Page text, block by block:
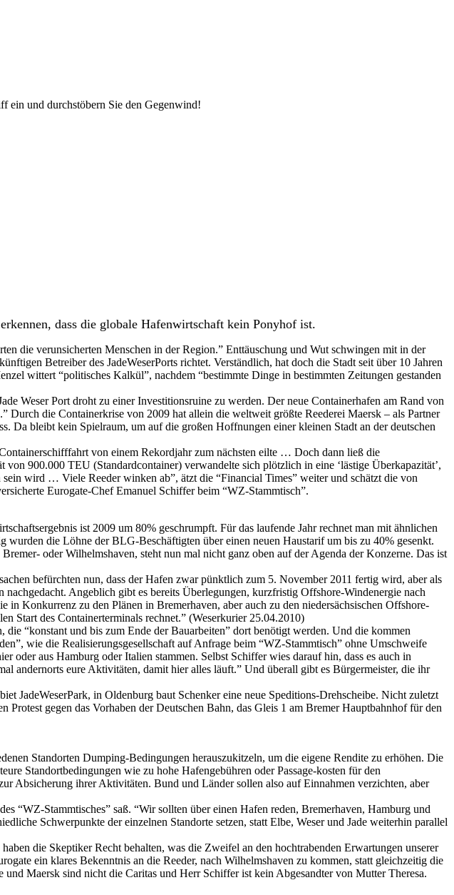
ein und durchstöbern Sie den Gegenwind!
dass die globale Hafenwirtschaft kein Ponyhof ist.
die verunsicherten Menschen in der Region.” Enttäuschung und Wut schwingen mit in der
Betreiber des JadeWeserPorts richtet. Verständlich, hat doch die Stadt seit über 10 Jahren
wittert “politisches Kalkül”, nachdem “bestimmte Dinge in bestimmten Zeitungen gestanden
Weser Port droht zu einer Investitionsruine zu werden. Der neue Containerhafen am Rand von
Durch die Containerkrise von 2009 hat allein die weltweit größte Reederei Maersk – als Partner
Da bleibt kein Spielraum, um auf die großen Hoffnungen einer kleinen Stadt an der deutschen
von einem Rekordjahr zum nächsten eilte … Doch dann ließ die
900.000 TEU (Standardcontainer) verwandelte sich plötzlich in eine ‘lästige Überkapazität’,
wird … Viele Reeder winken ab”, ätzt die “Financial Times” weiter und schätzt die von
Eurogate-Chef Emanuel Schiffer beim “WZ-Stammtisch”.
ist 2009 um 80% geschrumpft. Für das laufende Jahr rechnet man mit ähnlichen
die Löhne der BLG-Beschäftigten über einen neuen Haustarif um bis zu 40% gesenkt.
oder Wilhelmshaven, steht nun mal nicht ganz oben auf der Agenda der Konzerne. Das ist
befürchten nun, dass der Hafen zwar pünktlich zum 5. November 2011 fertig wird, aber als
Angeblich gibt es bereits Überlegungen, kurzfristig Offshore-Windenergie nach
Konkurrenz zu den Plänen in Bremerhaven, aber auch zu den niedersächsischen Offshore-
Start des Containerterminals rechnet.” (Weserkurier 25.04.2010)
“konstant und bis zum Ende der Bauarbeiten” dort benötigt werden. Und die kommen
wie die Realisierungsgesellschaft auf Anfrage beim “WZ-Stammtisch” ohne Umschweife
oder aus Hamburg oder Italien stammen. Selbst Schiffer wies darauf hin, dass es auch in
andernorts eure Aktivitäten, damit hier alles läuft.” Und überall gibt es Bürgermeister, die ihr
JadeWeserPark, in Oldenburg baut Schenker eine neue Speditions-Drehscheibe. Nicht zuletzt
gegen das Vorhaben der Deutschen Bahn, das Gleis 1 am Bremer Hauptbahnhof für den
Standorten Dumping-Bedingungen herauszukitzeln, um die eigene Rendite zu erhöhen. Die
Standortbedingungen wie zu hohe Hafengebühren oder Passage-kos­ten für den
Absicherung ihrer Aktivitäten. Bund und Länder sollen also auf Einnahmen verzichten, aber
“WZ-Stammtisches” saß. “Wir sollten über einen Hafen reden, Bremerhaven, Hamburg und
Schwerpunkte der einzelnen Standorte setzen, statt Elbe, Weser und Jade weiterhin parallel
die Skeptiker Recht behalten, was die Zweifel an den hochtrabenden Erwartungen unserer
ein klares Bekenntnis an die Reeder, nach Wilhelmshaven zu kommen, statt gleichzeitig die
Maersk sind nicht die Caritas und Herr Schiffer ist kein Abgesandter von Mutter Theresa.